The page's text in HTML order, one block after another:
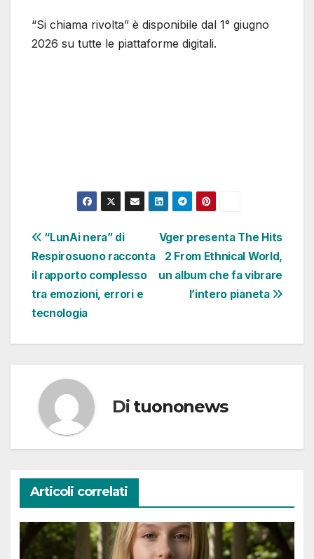
“Si chiama rivolta” è disponibile dal 1° giugno
2026 su tutte le piattaforme digitali.
Navigazione
articoli
Vger presenta The Hits
2 From Ethnical World,
un album che fa vibrare
l’intero pianeta
“LunAi nera” di
Respirosuono racconta
il rapporto complesso
tra emozioni, errori e
tecnologia
Di tuononews
Articoli correlati